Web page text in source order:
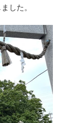
した。